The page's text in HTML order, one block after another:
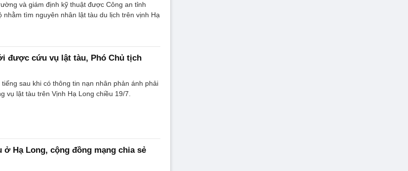
và giám định kỹ thuật được Công an tỉnh
nhằm tìm nguyên nhân lật tàu du lịch trên vịnh Hạ
được cứu vụ lật tàu, Phó Chủ tịch
sau khi có thông tin nạn nhân phản ánh phải
vụ lật tàu trên Vịnh Hạ Long chiều 19/7.
Hạ Long, cộng đồng mạng chia sẻ